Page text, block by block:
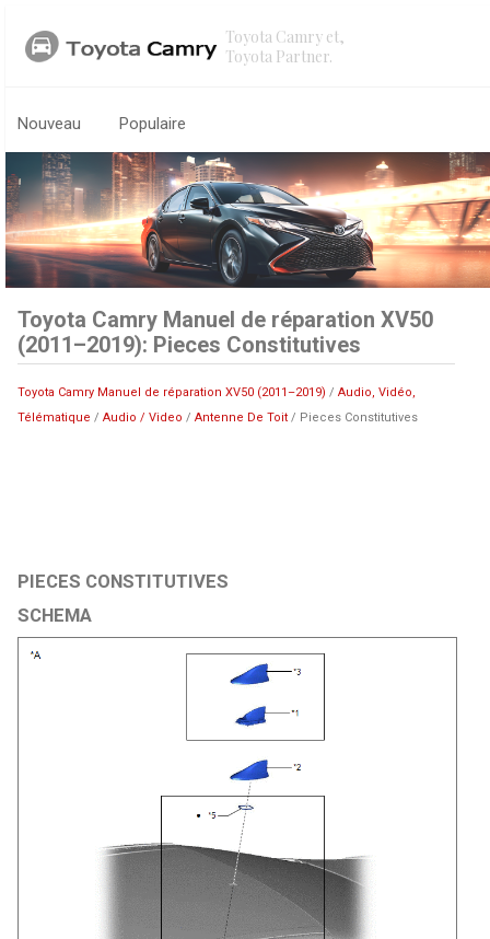
Toyota Camry et,
Toyota Partner.
Nouveau Populaire
Toyota Camry Manuel de réparation XV50
(2011–2019): Pieces Constitutives
Toyota Camry Manuel de réparation XV50 (2011–2019) /Audio, Vidéo,
Télématique /Audio / Video /Antenne De Toit / Pieces Constitutives
PIECES CONSTITUTIVES
SCHEMA